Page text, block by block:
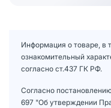
Информация о товаре, в
ознакомительный
согласно ст.437 ГК РФ.
Согласно
697 "Об утверждении